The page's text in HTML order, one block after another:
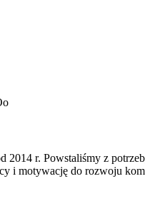
2014 r. Powstaliśmy z
motywację do rozwoju